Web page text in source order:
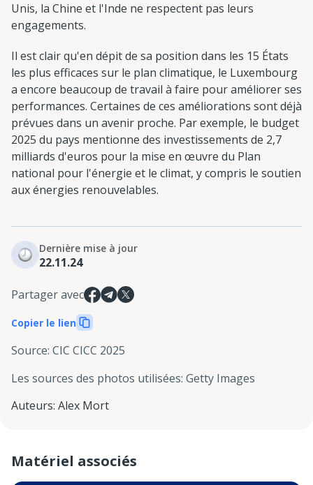
Unis, la Chine et l'Inde ne respectent pas leurs
engagements.
Il est clair qu'en dépit de sa position dans les 15 États
les plus efficaces sur le plan climatique, le Luxembourg
a encore beaucoup de travail à faire pour améliorer ses
performances. Certaines de ces améliorations sont déjà
prévues dans un avenir proche. Par exemple, le budget
2025 du pays mentionne des investissements de 2,7
milliards d'euros pour la mise en œuvre du Plan
national pour l'énergie et le climat, y compris le soutien
aux énergies renouvelables.
Dernière mise à jour
22.11.24
Partager avec
Copier le lien
Source: CIC CICC 2025
Les sources des photos utilisées: Getty Images
Auteurs: Alex Mort
Matériel associés